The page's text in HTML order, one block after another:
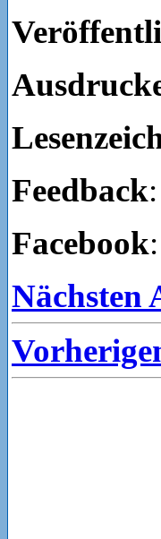
Feedback:
Facebook:
Nächsten